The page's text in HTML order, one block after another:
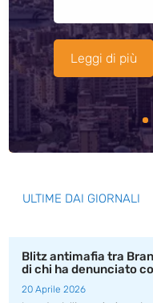
Leggi di più
ULTIME DAI GIORNALI
Blitz antimafia tra
di chi ha denunciato
20 Aprile 2026